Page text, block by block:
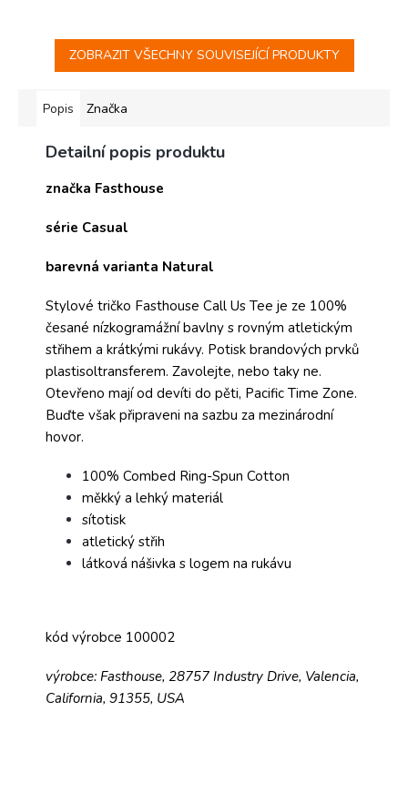
ZOBRAZIT VŠECHNY SOUVISEJÍCÍ PRODUKTY
Popis Značka
Detailní popis produktu
značka Fasthouse
série Casual
barevná varianta Natural
Stylové tričko Fasthouse Call Us Tee je ze 100%
česané nízkogramážní bavlny s rovným atletickým
střihem a krátkými rukávy. Potisk brandových prvků
plastisoltransferem. Zavolejte, nebo taky ne.
Otevřeno mají od devíti do pěti, Pacific Time Zone.
Buďte však připraveni na sazbu za mezinárodní
hovor.
100% Combed Ring-Spun Cotton
měkký a lehký materiál
sítotisk
atletický střih
látková nášivka s logem na rukávu
kód výrobce 100002
výrobce: Fasthouse, 28757 Industry Drive, Valencia,
California, 91355, USA